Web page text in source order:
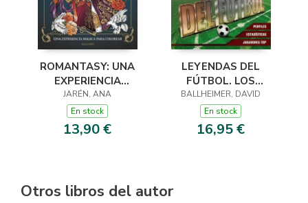
ROMANTASY: UNA
EXPERIENCIA
MÁGICA PARA
COLOREAR
JARÉN, ANA
En stock
13,90 €
LEYENDAS DEL
FÚTBOL. LOS
MEJORES
JUGADORES 2026
BALLHEIMER, DAVID
En stock
16,95 €
Otros libros del autor